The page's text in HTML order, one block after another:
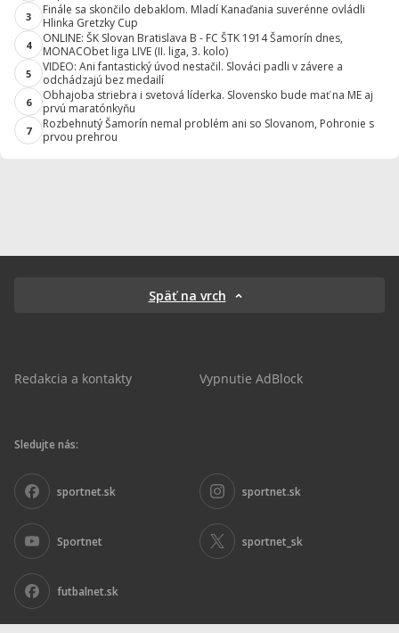
3
Finále sa skončilo debaklom. Mladí Kanaďania suverénne ovládli
Hlinka Gretzky Cup
4
ONLINE: ŠK Slovan Bratislava B - FC ŠTK 1914 Šamorín dnes,
MONACObet liga LIVE (II. liga, 3. kolo)
5
VIDEO: Ani fantastický úvod nestačil. Slováci padli v závere a
odchádzajú bez medailí
6
Obhajoba striebra i svetová líderka. Slovensko bude mať na ME aj
prvú maratónkyňu
7
Rozbehnutý Šamorín nemal problém ani so Slovanom, Pohronie s
prvou prehrou
Späť na vrch
Redakcia a kontakty Vypnutie AdBlock
Sledujte nás:
sportnet.sk sportnet.sk
Sportnet sportnet_sk
futbalnet.sk